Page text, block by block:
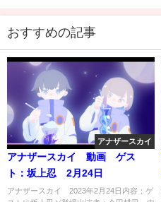
おすすめの記事
アナザースカイ
アナザースカイ 動画 ゲス
ト：坂上忍 2月24日
アナザースカイ 2023年2月24日内容：ゲ